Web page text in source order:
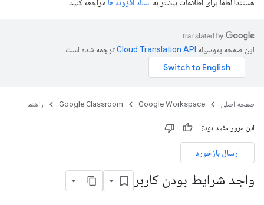
هستند! لطفاً برای اطلاعات بیشتر به اسناد افزونه ها مراجعه کنید.
این صفحه به‌وسیله ترجمه شده است.
صفحه اصلی Google Workspace
Google Classroom راهنما
این مرور مفید بود؟
ارسال بازخورد
واجد شرایط بودن کاربر